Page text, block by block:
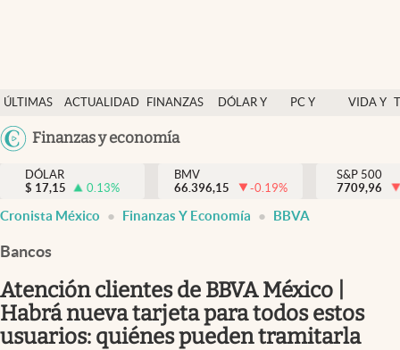
ÚLTIMAS
NOTICIAS
ACTUALIDAD
FINANZAS
DÓLAR Y
PC Y
VIDA Y
México
Finanzas y economía
Actualidad
Finanzas y economía
Dólar y mercados
Pc y celular
Vida y estilo
DÓLAR
$ 17,15 0.13%
BMV
66.396,15
-0.19%
S&P 500
7709,96
Cronista México Finanzas Y Economía BBVA
Bancos
Atención clientes de BBVA México |
Habrá nueva tarjeta para todos estos
usuarios: quiénes pueden tramitarla